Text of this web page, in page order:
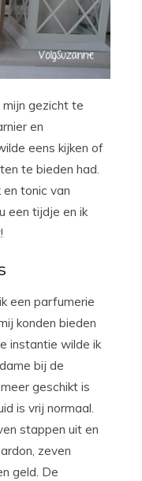
gezicht te
en
eens kijken of
te bieden had.
en tonic van
een tijdje en ik
een parfumerie
konden bieden
instantie wilde ik
bij de
geschikt is
is vrij normaal.
stappen uit en
zeven
geld. De